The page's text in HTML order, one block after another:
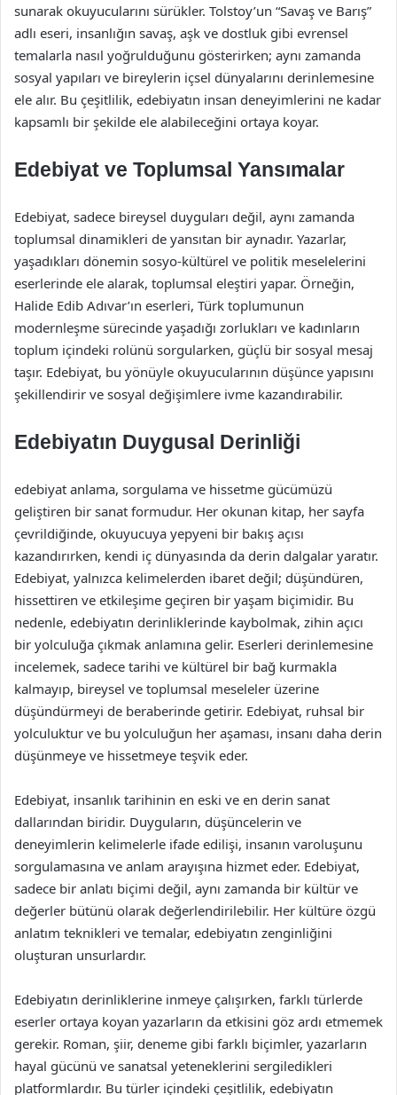
sunarak okuyucularını sürükler. Tolstoy’un “Savaş ve Barış”
adlı eseri, insanlığın savaş, aşk ve dostluk gibi evrensel
temalarla nasıl yoğrulduğunu gösterirken; aynı zamanda
sosyal yapıları ve bireylerin içsel dünyalarını derinlemesine
ele alır. Bu çeşitlilik, edebiyatın insan deneyimlerini ne kadar
kapsamlı bir şekilde ele alabileceğini ortaya koyar.
Edebiyat ve Toplumsal Yansımalar
Edebiyat, sadece bireysel duyguları değil, aynı zamanda
toplumsal dinamikleri de yansıtan bir aynadır. Yazarlar,
yaşadıkları dönemin sosyo-kültürel ve politik meselelerini
eserlerinde ele alarak, toplumsal eleştiri yapar. Örneğin,
Halide Edib Adıvar’ın eserleri, Türk toplumunun
modernleşme sürecinde yaşadığı zorlukları ve kadınların
toplum içindeki rolünü sorgularken, güçlü bir sosyal mesaj
taşır. Edebiyat, bu yönüyle okuyucularının düşünce yapısını
şekillendirir ve sosyal değişimlere ivme kazandırabilir.
Edebiyatın Duygusal Derinliği
edebiyat anlama, sorgulama ve hissetme gücümüzü
geliştiren bir sanat formudur. Her okunan kitap, her sayfa
çevrildiğinde, okuyucuya yepyeni bir bakış açısı
kazandırırken, kendi iç dünyasında da derin dalgalar yaratır.
Edebiyat, yalnızca kelimelerden ibaret değil; düşündüren,
hissettiren ve etkileşime geçiren bir yaşam biçimidir. Bu
nedenle, edebiyatın derinliklerinde kaybolmak, zihin açıcı
bir yolculuğa çıkmak anlamına gelir. Eserleri derinlemesine
incelemek, sadece tarihi ve kültürel bir bağ kurmakla
kalmayıp, bireysel ve toplumsal meseleler üzerine
düşündürmeyi de beraberinde getirir. Edebiyat, ruhsal bir
yolculuktur ve bu yolculuğun her aşaması, insanı daha derin
düşünmeye ve hissetmeye teşvik eder.
Edebiyat, insanlık tarihinin en eski ve en derin sanat
dallarından biridir. Duyguların, düşüncelerin ve
deneyimlerin kelimelerle ifade edilişi, insanın varoluşunu
sorgulamasına ve anlam arayışına hizmet eder. Edebiyat,
sadece bir anlatı biçimi değil, aynı zamanda bir kültür ve
değerler bütünü olarak değerlendirilebilir. Her kültüre özgü
anlatım teknikleri ve temalar, edebiyatın zenginliğini
oluşturan unsurlardır.
Edebiyatın derinliklerine inmeye çalışırken, farklı türlerde
eserler ortaya koyan yazarların da etkisini göz ardı etmemek
gerekir. Roman, şiir, deneme gibi farklı biçimler, yazarların
hayal gücünü ve sanatsal yeteneklerini sergiledikleri
platformlardır. Bu türler içindeki çeşitlilik, edebiyatın